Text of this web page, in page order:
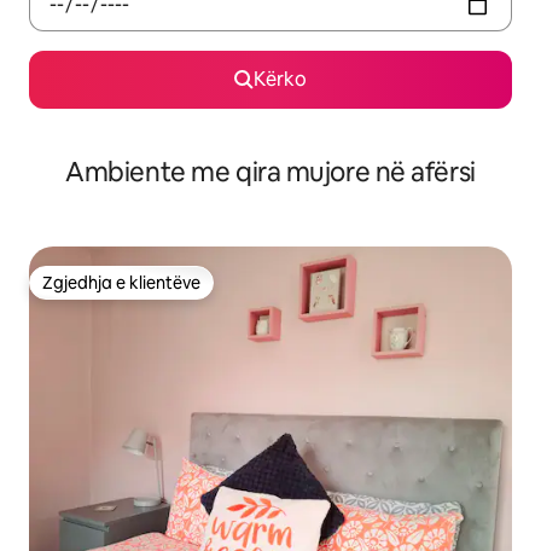
Kërko
Ambiente me qira mujore në afërsi
Zgjedhja e klientëve
Zgjedhja e klientëve